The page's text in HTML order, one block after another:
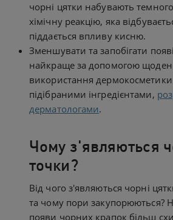
чорні цятки набувають
хімічну реакцію, яка
піддається впливу кисню.
Зменшувати та запобігати
найкраще за допомогою
використання дермокосметики
підібраними інгредієнтами,
дерматологами.
Чому з'являються
точки?
Від чого з'являються чорні
та чому пори закупорюються?
появи чорних крапок більш